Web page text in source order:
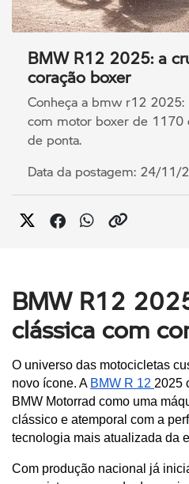
BMW R12 2025: a
coração boxer
Conheça a bmw r12 2025:
com motor boxer de 1170
de ponta.
Data da postagem: 24/11/
BMW R12
clássica com
O universo das motocicletas
novo ícone. A BMW R 12 2025
BMW Motorrad como uma
clássico e atemporal com a
tecnologia mais atualizada da
Com produção nacional já